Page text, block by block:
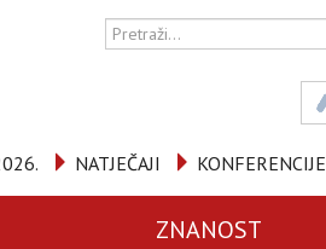
KONFERENCIJE
NATJEČAJI
ZNANOST